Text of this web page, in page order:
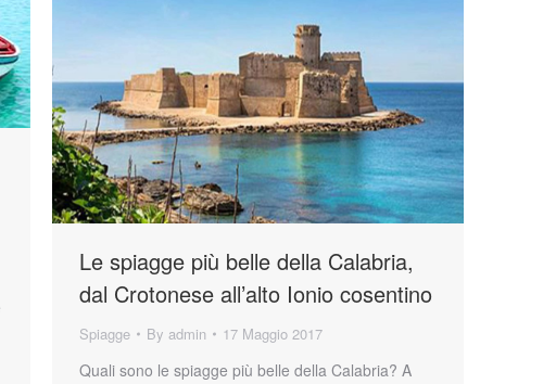
Le spiagge più belle della Calabria,
dal Crotonese all’alto Ionio cosentino
Spiagge By admin 17 Maggio 2017
Quali sono le spiagge più belle della Calabria? A